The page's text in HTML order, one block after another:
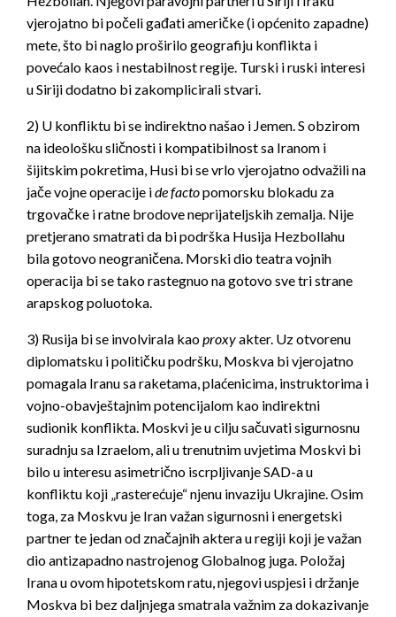
vjerojatno bi počeli gađati američke (i općenito zapadne)
mete, što bi naglo proširilo geografiju konflikta i
povećalo kaos i nestabilnost regije. Turski i ruski interesi
u Siriji dodatno bi zakomplicirali stvari.
2) U konfliktu bi se indirektno našao i Jemen. S obzirom
na ideološku sličnosti i kompatibilnost sa Iranom i
šijitskim pokretima, Husi bi se vrlo vjerojatno odvažili na
jače vojne operacije ide factopomorsku blokadu za
trgovačke i ratne brodove neprijateljskih zemalja. Nije
pretjerano smatrati da bi podrška Husija Hezbollahu
bila gotovo neograničena. Morski dio teatra vojnih
operacija bi se tako rastegnuo na gotovo sve tri strane
arapskog poluotoka.
3) Rusija bi se involvirala kaoproxyakter. Uz otvorenu
diplomatsku i političku podršku, Moskva bi vjerojatno
pomagala Iranu sa raketama, plaćenicima, instruktorima i
vojno-obavještajnim potencijalom kao indirektni
sudionik konflikta. Moskvi je u cilju sačuvati sigurnosnu
suradnju sa Izraelom, ali u trenutnim uvjetima Moskvi bi
bilo u interesu asimetrično iscrpljivanje SAD-a u
konfliktu koji „rasterećuje“ njenu invaziju Ukrajine. Osim
toga, za Moskvu je Iran važan sigurnosni i energetski
partner te jedan od značajnih aktera u regiji koji je važan
dio antizapadno nastrojenog Globalnog juga. Položaj
Irana u ovom hipotetskom ratu, njegovi uspjesi i držanje
Moskva bi bez daljnjega smatrala važnim za dokazivanje